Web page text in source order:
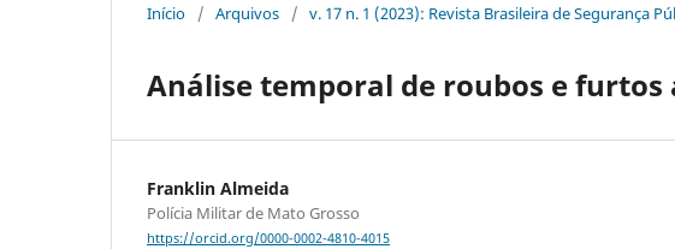
Início / Arquivos / v. 17 n. 1 (2023): Revista Brasileira de Segurança
Análise temporal de roubos e furtos
Franklin Almeida
Polícia Militar de Mato Grosso
https://orcid.org/0000-0002-4810-4015